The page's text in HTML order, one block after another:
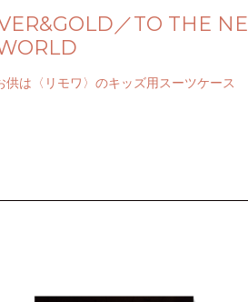
／TO THE NE
供は〈リモワ〉のキッズ用スーツケース